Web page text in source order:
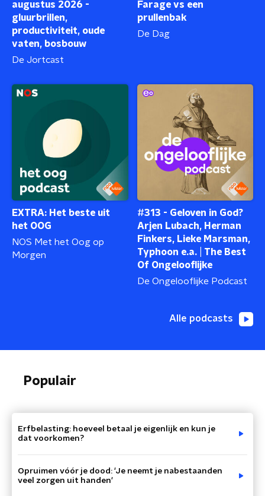
augustus 2026 -
gluurbrillen,
productiviteit, oude
vaten, bosbouw
De Jortcast
Farage vs een
prullenbak
De Dag
EXTRA: Het beste uit
het OOG
NOS Met het Oog op
Morgen
#313 - Geloven in God?
Arjen Lubach, Herman
Finkers, Lieke Marsman,
Typhoon e.a. | The Best
Of Ongelooflijke
De Ongelooflijke Podcast
Alle podcasts
Populair
Erfbelasting: hoeveel betaal je eigenlijk en kun je
dat voorkomen?
Opruimen vóór je dood: 'Je neemt je nabestaanden
veel zorgen uit handen'